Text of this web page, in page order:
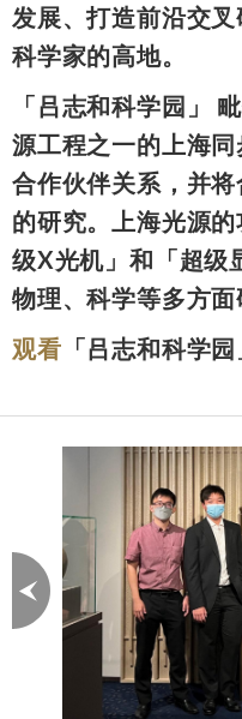
发展、打造前沿交
科学家的高地。
「吕志和科学园」
源工程之一的上海
合作伙伴关系，并
的研究。上海光源
级X光机」和「超级
物理、科学等多方面
观看 「吕志和科学